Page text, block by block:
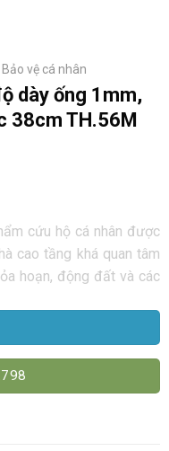
Bảo vệ cá nhân
dày ống 1mm,
38cm TH.56M
cứu hộ cá nhân được
cao tầng khá quan tâm
hoạn, động đất và các